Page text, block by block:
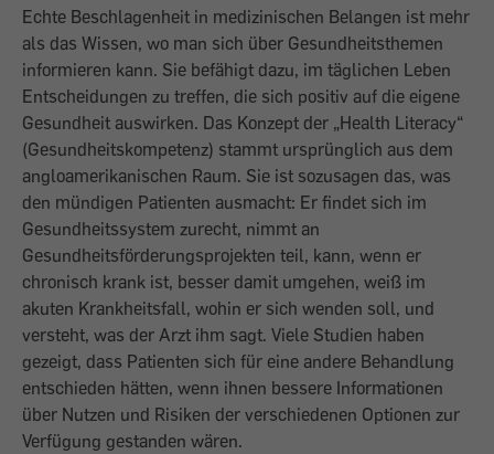
Echte Beschlagenheit in medizinischen Belangen ist mehr
als das Wissen, wo man sich über Gesundheitsthemen
informieren kann. Sie befähigt dazu, im täglichen Leben
Entscheidungen zu treffen, die sich positiv auf die eigene
Gesundheit auswirken. Das Konzept der „Health Literacy“
(Gesundheitskompetenz) stammt ursprünglich aus dem
angloamerikanischen Raum. Sie ist sozusagen das, was
den mündigen Patienten ausmacht: Er findet sich im
Gesundheitssystem zurecht, nimmt an
Gesundheitsförderungsprojekten teil, kann, wenn er
chronisch krank ist, besser damit umgehen, weiß im
akuten Krankheitsfall, wohin er sich wenden soll, und
versteht, was der Arzt ihm sagt. Viele Studien haben
gezeigt, dass Patienten sich für eine andere Behandlung
entschieden hätten, wenn ihnen bessere Informationen
über Nutzen und Risiken der verschiedenen Optionen zur
Verfügung gestanden wären.